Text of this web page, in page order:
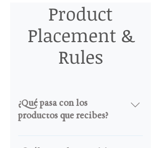
Product
Placement &
Rules
¿Qué pasa con los
productos que recibes?
Los productos que recibimos se